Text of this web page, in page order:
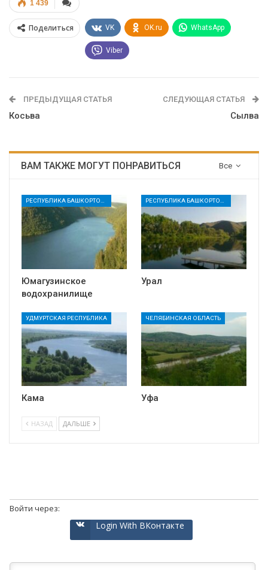
1 439
Поделиться VK OK.ru WhatsApp
Viber
ПРЕДЫДУЩАЯ СТАТЬЯ
Косьва
СЛЕДУЮЩАЯ СТАТЬЯ
Сылва
Все
ВАМ ТАКЖЕ МОГУТ ПОНРАВИТЬСЯ
РЕСПУБЛИКА БАШКОРТОСТАН
Юмагузинское
водохранилище
РЕСПУБЛИКА БАШКОРТОСТАН
Урал
УДМУРТСКАЯ РЕСПУБЛИКА
Кама
ЧЕЛЯБИНСКАЯ ОБЛАСТЬ
Уфа
НАЗАД ДАЛЬШЕ
Войти через:
Login With ВКонтакте